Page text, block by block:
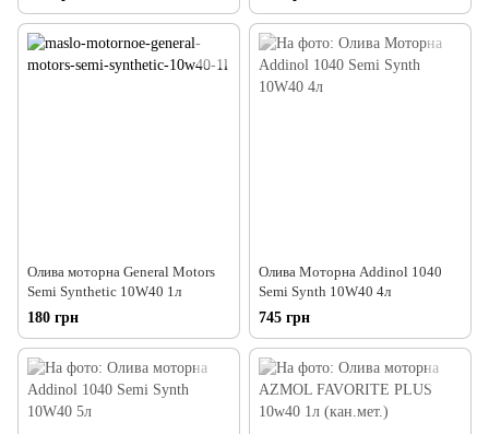
Олива моторна General Motors
Semi Synthetic 10W40 1л
180 грн
Олива Моторна Addinol 1040
Semi Synth 10W40 4л
745 грн